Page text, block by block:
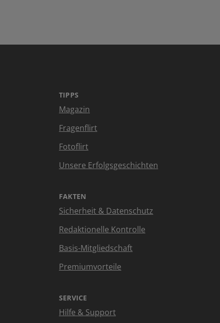
TIPPS
Magazin
Fragenflirt
Fotoflirt
Unsere Erfolgsgeschichten
FAKTEN
Sicherheit & Datenschutz
Redaktionelle Kontrolle
Basis-Mitgliedschaft
Premiumvorteile
SERVICE
Hilfe & Support